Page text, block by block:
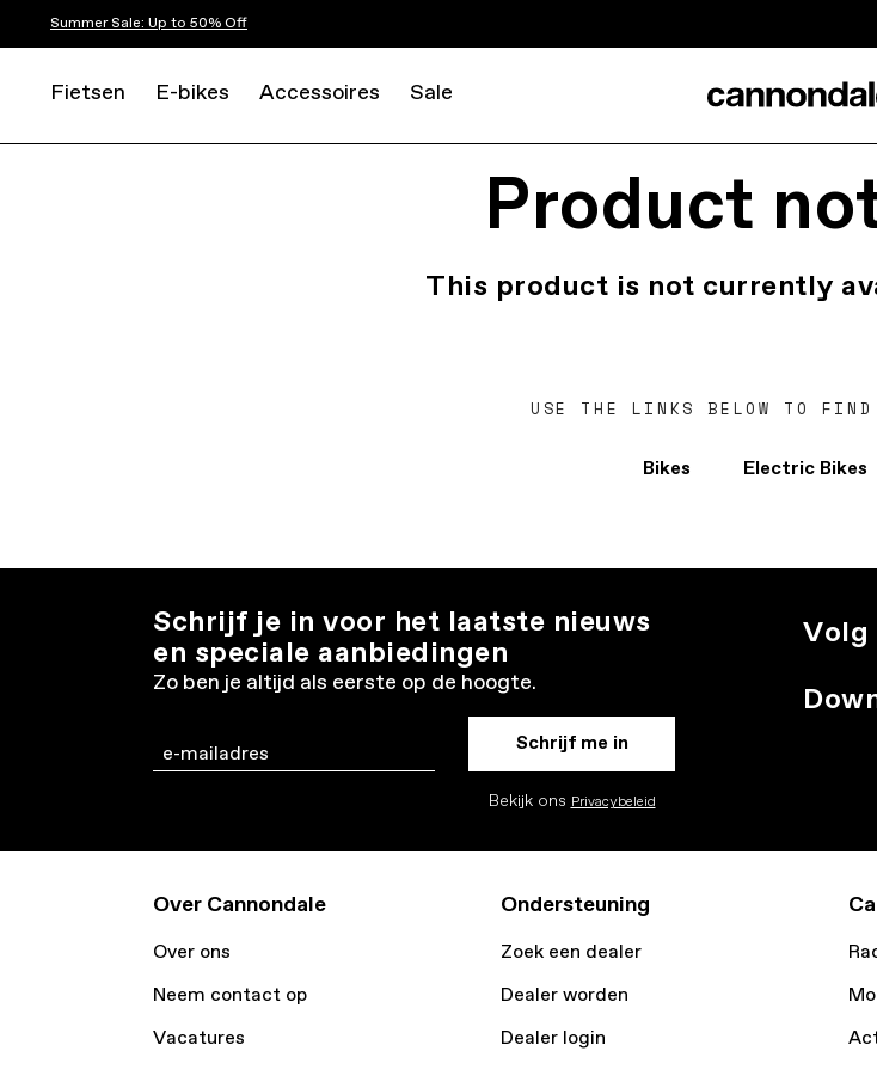
Summer Sale: Up to 50% Off
Fietsen E-bikes Accessoires Sale
Product
This product is not currently
USE THE LINKS BELOW TO FIND
Bikes Electric Bikes
Schrijf je in voor het laatste nieuws
en speciale aanbiedingen
Zo ben je altijd als eerste op de hoogte.
Email Schrijf me in
Bekijk ons Privacybeleid
Volg
Over Cannondale
Over ons
Neem contact op
Vacatures
Ondersteuning
Zoek een dealer
Dealer worden
Dealer login